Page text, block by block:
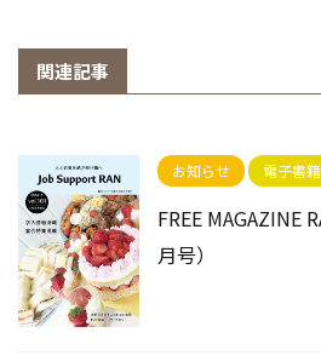
関連記事
お知らせ 電子書籍
FREE MAGAZINE
月号）